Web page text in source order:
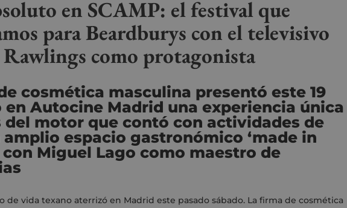
en SCAMP: el festival que
para Beardburys con el televisivo
como protagonista
cosmética masculina presentó este 19
en Autocine Madrid una experiencia única
del motor que contó con actividades de
espacio gastronómico ‘made in
con Miguel Lago como maestro de
de vida texano aterrizó en Madrid este pasado sábado. La firma de cosmética